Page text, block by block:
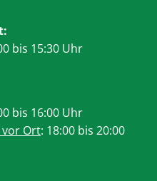
bis 15:30 Uhr
bis 16:00 Uhr
vor Ort: 18:00 bis 20:00